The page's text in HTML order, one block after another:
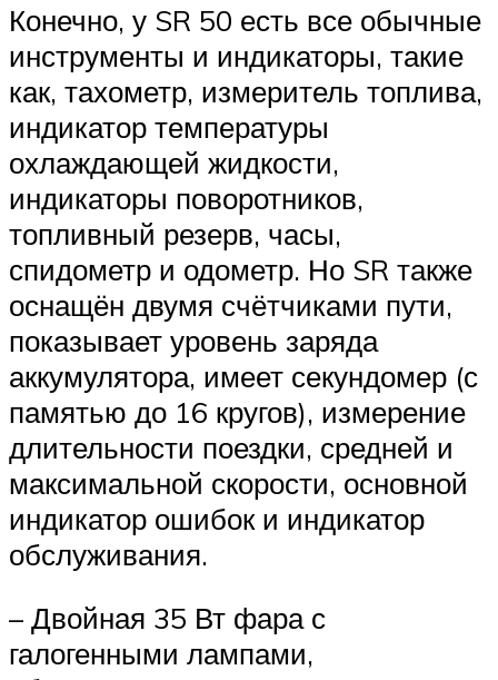
Конечно, у SR 50 есть все обычные
инструменты и индикаторы, такие
как, тахометр, измеритель топлива,
индикатор температуры
охлаждающей жидкости,
индикаторы поворотников,
топливный резерв, часы,
спидометр и одометр. Но SR также
оснащён двумя счётчиками пути,
показывает уровень заряда
аккумулятора, имеет секундомер (с
памятью до 16 кругов), измерение
длительности поездки, средней и
максимальной скорости, основной
индикатор ошибок и индикатор
обслуживания.
– Двойная 35 Вт фара с
галогенными лампами,